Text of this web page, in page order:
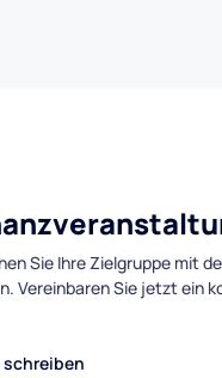
Sie Ihre Zielgruppe mit
Vereinbaren Sie jetzt ein